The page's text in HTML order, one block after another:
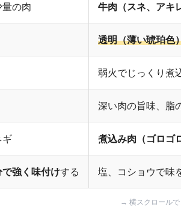
量の肉 牛肉（スネ、アキ
透明（薄い琥珀色
弱火でじっくり煮
深い肉の旨味、脂
ギ 煮込み肉（ゴロゴ
で強く味付けする 塩、コショウで味